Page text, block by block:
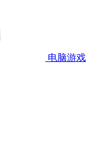
电脑游戏